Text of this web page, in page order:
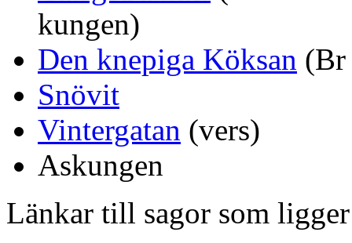
kungen)
Den knepiga Köksan
Snövit
Vintergatan (vers)
Askungen
Länkar till sagor som